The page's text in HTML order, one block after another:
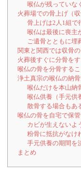
喉仏が残っていな
火葬場での骨上げ（
骨上げは2人1組で
喉仏は最後に喪主
ご遺骨とともに埋
関東と関西では収骨
火葬後すぐに分骨を
喉仏の骨を分骨する
浄土真宗の喉仏の納
喉仏だけを本山納
喉仏供養（手元供
散骨する場合もあ
喉仏の骨を自宅で保
カビが生えないよ
粉骨に抵抗がなけ
手元供養の期間を
まとめ